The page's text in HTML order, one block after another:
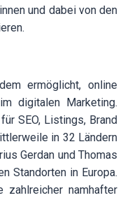
und dabei von den
ermöglicht, online
digitalen Marketing.
SEO, Listings, Brand
in 32 Ländern
Gerdan und Thomas
Standorten in Europa.
zahlreicher namhafter